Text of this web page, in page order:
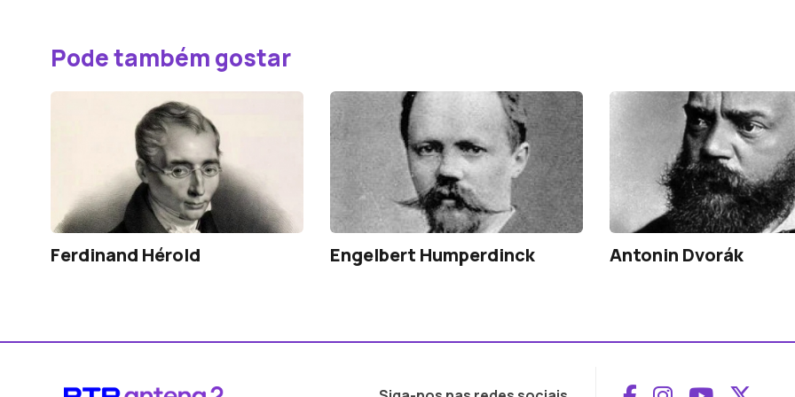
Pode também gostar
Ferdinand Hérold Engelbert Humperdinck Antonin Dvorák